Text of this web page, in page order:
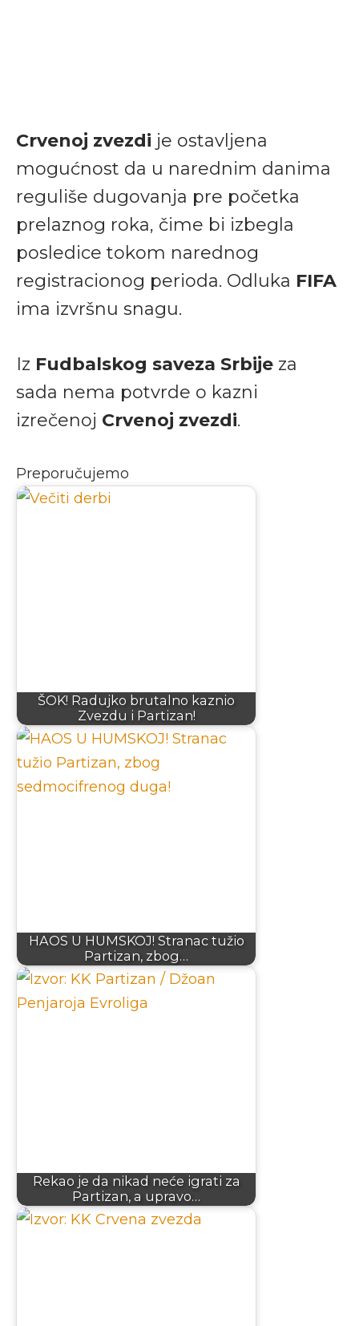
Crvenoj zvezdi je ostavljena
mogućnost da u narednim danima
reguliše dugovanja pre početka
prelaznog roka, čime bi izbegla
posledice tokom narednog
registracionog perioda. Odluka FIFA
ima izvršnu snagu.
Iz Fudbalskog saveza Srbije za
sada nema potvrde o kazni
izrečenoj Crvenoj zvezdi.
Preporučujemo
ŠOK! Radujko brutalno kaznio
Zvezdu i Partizan!
HAOS U HUMSKOJ! Stranac tužio
Partizan, zbog…
Rekao je da nikad neće igrati za
Partizan, a upravo…